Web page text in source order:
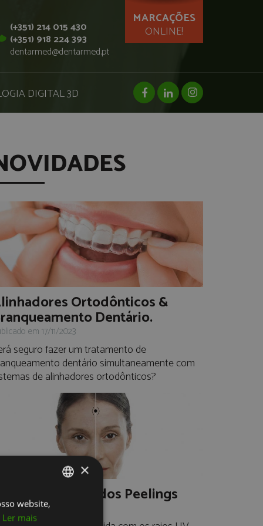
(+351) 214 015 430
(+351) 918 224 393
dentarmed@dentarmed.pt
MARCAÇÕES
ONLINE!
facebook page
linkedin pageinstagram page
DIGITAL 3D
Ortodônticos &
Dentário.
em 17/11/2023
seguro fazer um tratamento de
dentário simultaneamente com
de alinhadores ortodônticos?
Outono: A época dos Peelings
em 17/11/2022
PORTUGUESE
×
website,
Ler mais